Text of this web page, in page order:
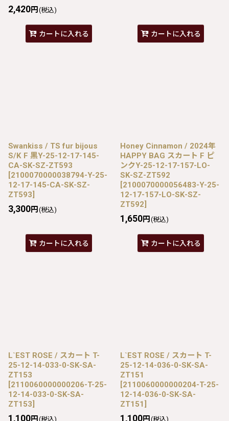
2,420円 (税込)
カートに入れる カートに入れる
Swankiss / TS fur bijous
S/K F 黒Y-25-12-17-145-
CA-SK-SZ-ZT593
[2100070000038794-Y-25-
12-17-145-CA-SK-SZ-
ZT593]
3,300円 (税込)
カートに入れる
Honey Cinnamon / 2024年
HAPPY BAG スカート F ピ
ンクY-25-12-17-157-LO-
SK-SZ-ZT592
[2100070000056483-Y-25-
12-17-157-LO-SK-SZ-
ZT592]
1,650円 (税込)
カートに入れる
L`EST ROSE / スカート T-
25-12-14-033-0-SK-SA-
ZT153
[2110060000000206-T-25-
12-14-033-0-SK-SA-
ZT153]
1,100円 (税込)
L`EST ROSE / スカート T-
25-12-14-036-0-SK-SA-
ZT151
[2110060000000204-T-25-
12-14-036-0-SK-SA-
ZT151 ]
1,100円 (税込)